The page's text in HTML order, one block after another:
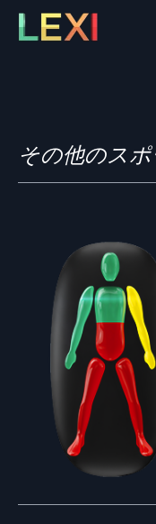
Skip
その他のス